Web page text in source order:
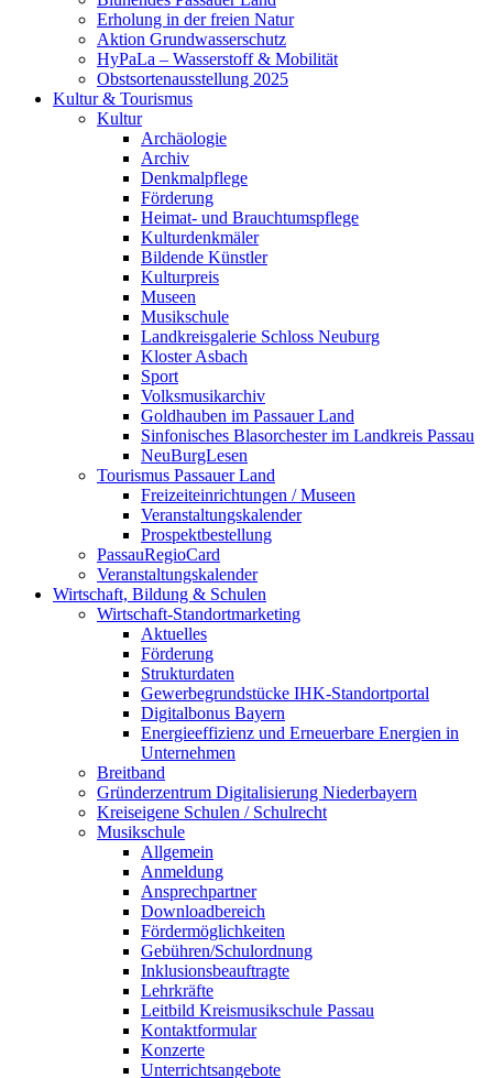
Erholung in der freien Natur
Aktion Grundwasserschutz
HyPaLa – Wasserstoff & Mobilität
Obstsortenausstellung 2025
Kultur & Tourismus
Kultur
Archäologie
Archiv
Denkmalpflege
Förderung
Heimat- und Brauchtumspflege
Kulturdenkmäler
Bildende Künstler
Kulturpreis
Museen
Musikschule
Landkreisgalerie Schloss Neuburg
Kloster Asbach
Sport
Volksmusikarchiv
Goldhauben im Passauer Land
Sinfonisches Blasorchester im Landkreis Passau
NeuBurgLesen
Tourismus Passauer Land
Freizeiteinrichtungen / Museen
Veranstaltungskalender
Prospektbestellung
PassauRegioCard
Veranstaltungskalender
Wirtschaft, Bildung & Schulen
Wirtschaft-Standortmarketing
Aktuelles
Förderung
Strukturdaten
Gewerbegrundstücke IHK-Standortportal
Digitalbonus Bayern
Energieeffizienz und Erneuerbare Energien in
Unternehmen
Breitband
Gründerzentrum Digitalisierung Niederbayern
Kreiseigene Schulen / Schulrecht
Musikschule
Allgemein
Anmeldung
Ansprechpartner
Downloadbereich
Fördermöglichkeiten
Gebühren/Schulordnung
Inklusionsbeauftragte
Lehrkräfte
Leitbild Kreismusikschule Passau
Kontaktformular
Konzerte
Unterrichtsangebote